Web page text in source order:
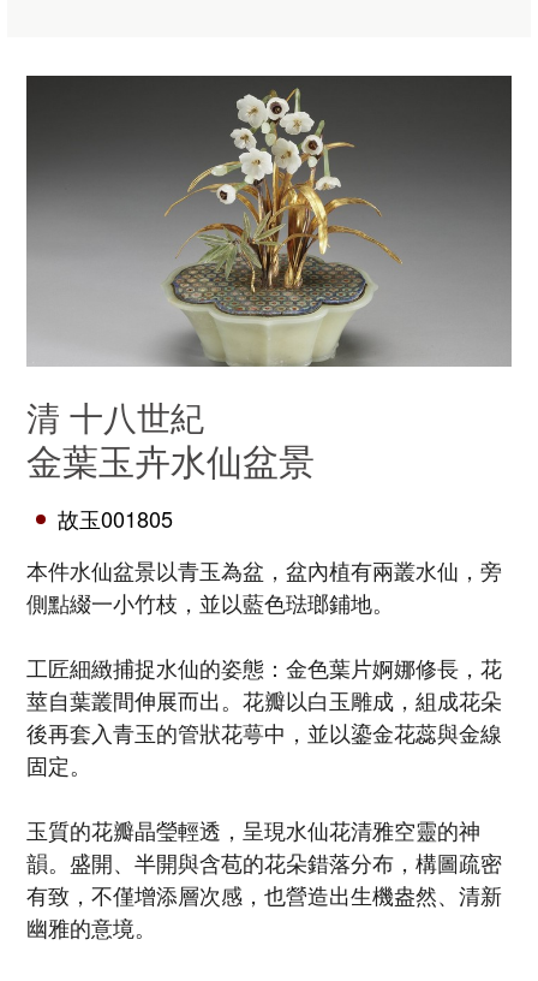
清 十八世紀
金葉玉卉水仙盆景
故玉001805
本件水仙盆景以青玉為盆，盆內植有兩叢水仙，旁
側點綴一小竹枝，並以藍色琺瑯鋪地。
工匠細緻捕捉水仙的姿態：金色葉片婀娜修長，花
莖自葉叢間伸展而出。花瓣以白玉雕成，組成花朵
後再套入青玉的管狀花萼中，並以鎏金花蕊與金線
固定。
玉質的花瓣晶瑩輕透，呈現水仙花清雅空靈的神
韻。盛開、半開與含苞的花朵錯落分布，構圖疏密
有致，不僅增添層次感，也營造出生機盎然、清新
幽雅的意境。